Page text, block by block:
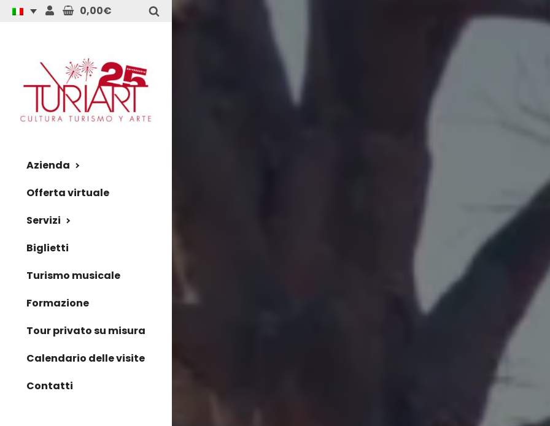
0,00€
Azienda
Offerta virtuale
Servizi
Biglietti
Turismo musicale
Formazione
Tour privato su misura
Calendario delle visite
Contatti